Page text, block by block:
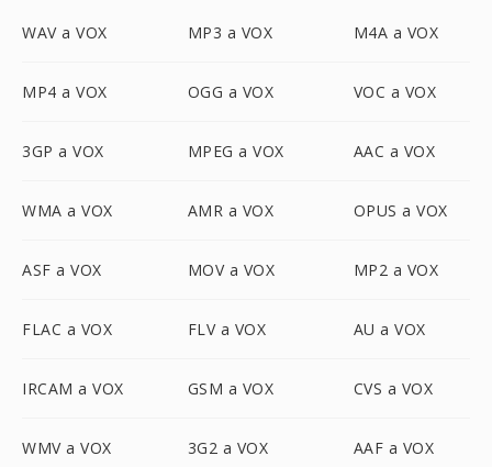
WAV a VOX MP3 a VOX M4A a VOX
MP4 a VOX OGG a VOX VOC a VOX
3GP a VOX MPEG a VOX AAC a VOX
WMA a VOX AMR a VOX OPUS a VOX
ASF a VOX MOV a VOX MP2 a VOX
FLAC a VOX FLV a VOX AU a VOX
IRCAM a VOX GSM a VOX CVS a VOX
WMV a VOX 3G2 a VOX AAF a VOX